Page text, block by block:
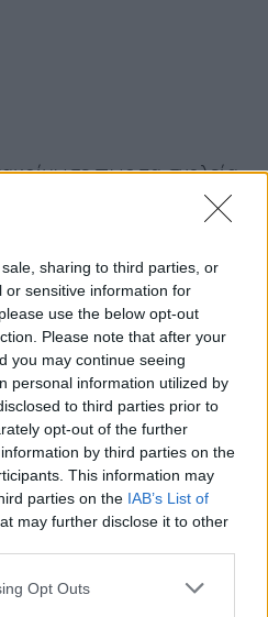
sharing to third parties, or
or sensitive information for
use the below opt-out
Please note that after your
you may continue seeing
personal information utilized by
to third parties prior to
opt-out of the further
by third parties on the
This information may
parties on the IAB’s List of
may further disclose it to other
Opt Outs
πως τα σχολεία
σήμερα Παρασκευή
Βόλου, κ. Αχιλλέα
όλων των
κακοκαιρία των
των προβλημάτων που
της πρωτοβάθμιας
και οι